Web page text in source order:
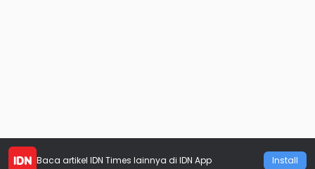
Baca artikel IDN Times lainnya di IDN App Install